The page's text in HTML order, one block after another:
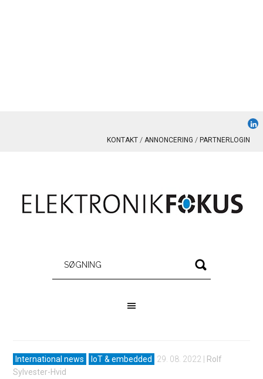
KONTAKT ANNONCERING PARTNERLOGIN
International news IoT & embedded 29. 08. 2022
Rolf
Sylvester-Hvid